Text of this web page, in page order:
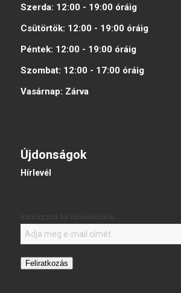
Szerda: 12:00 - 19:00 óráig
Csütörtök: 12:00 - 19:00 óráig
Péntek: 12:00 - 19:00 óráig
Szombat: 12:00 - 17:00 óráig
Vasárnap: Zárva
Újdonságok
Hírlevél
Feliratkozás